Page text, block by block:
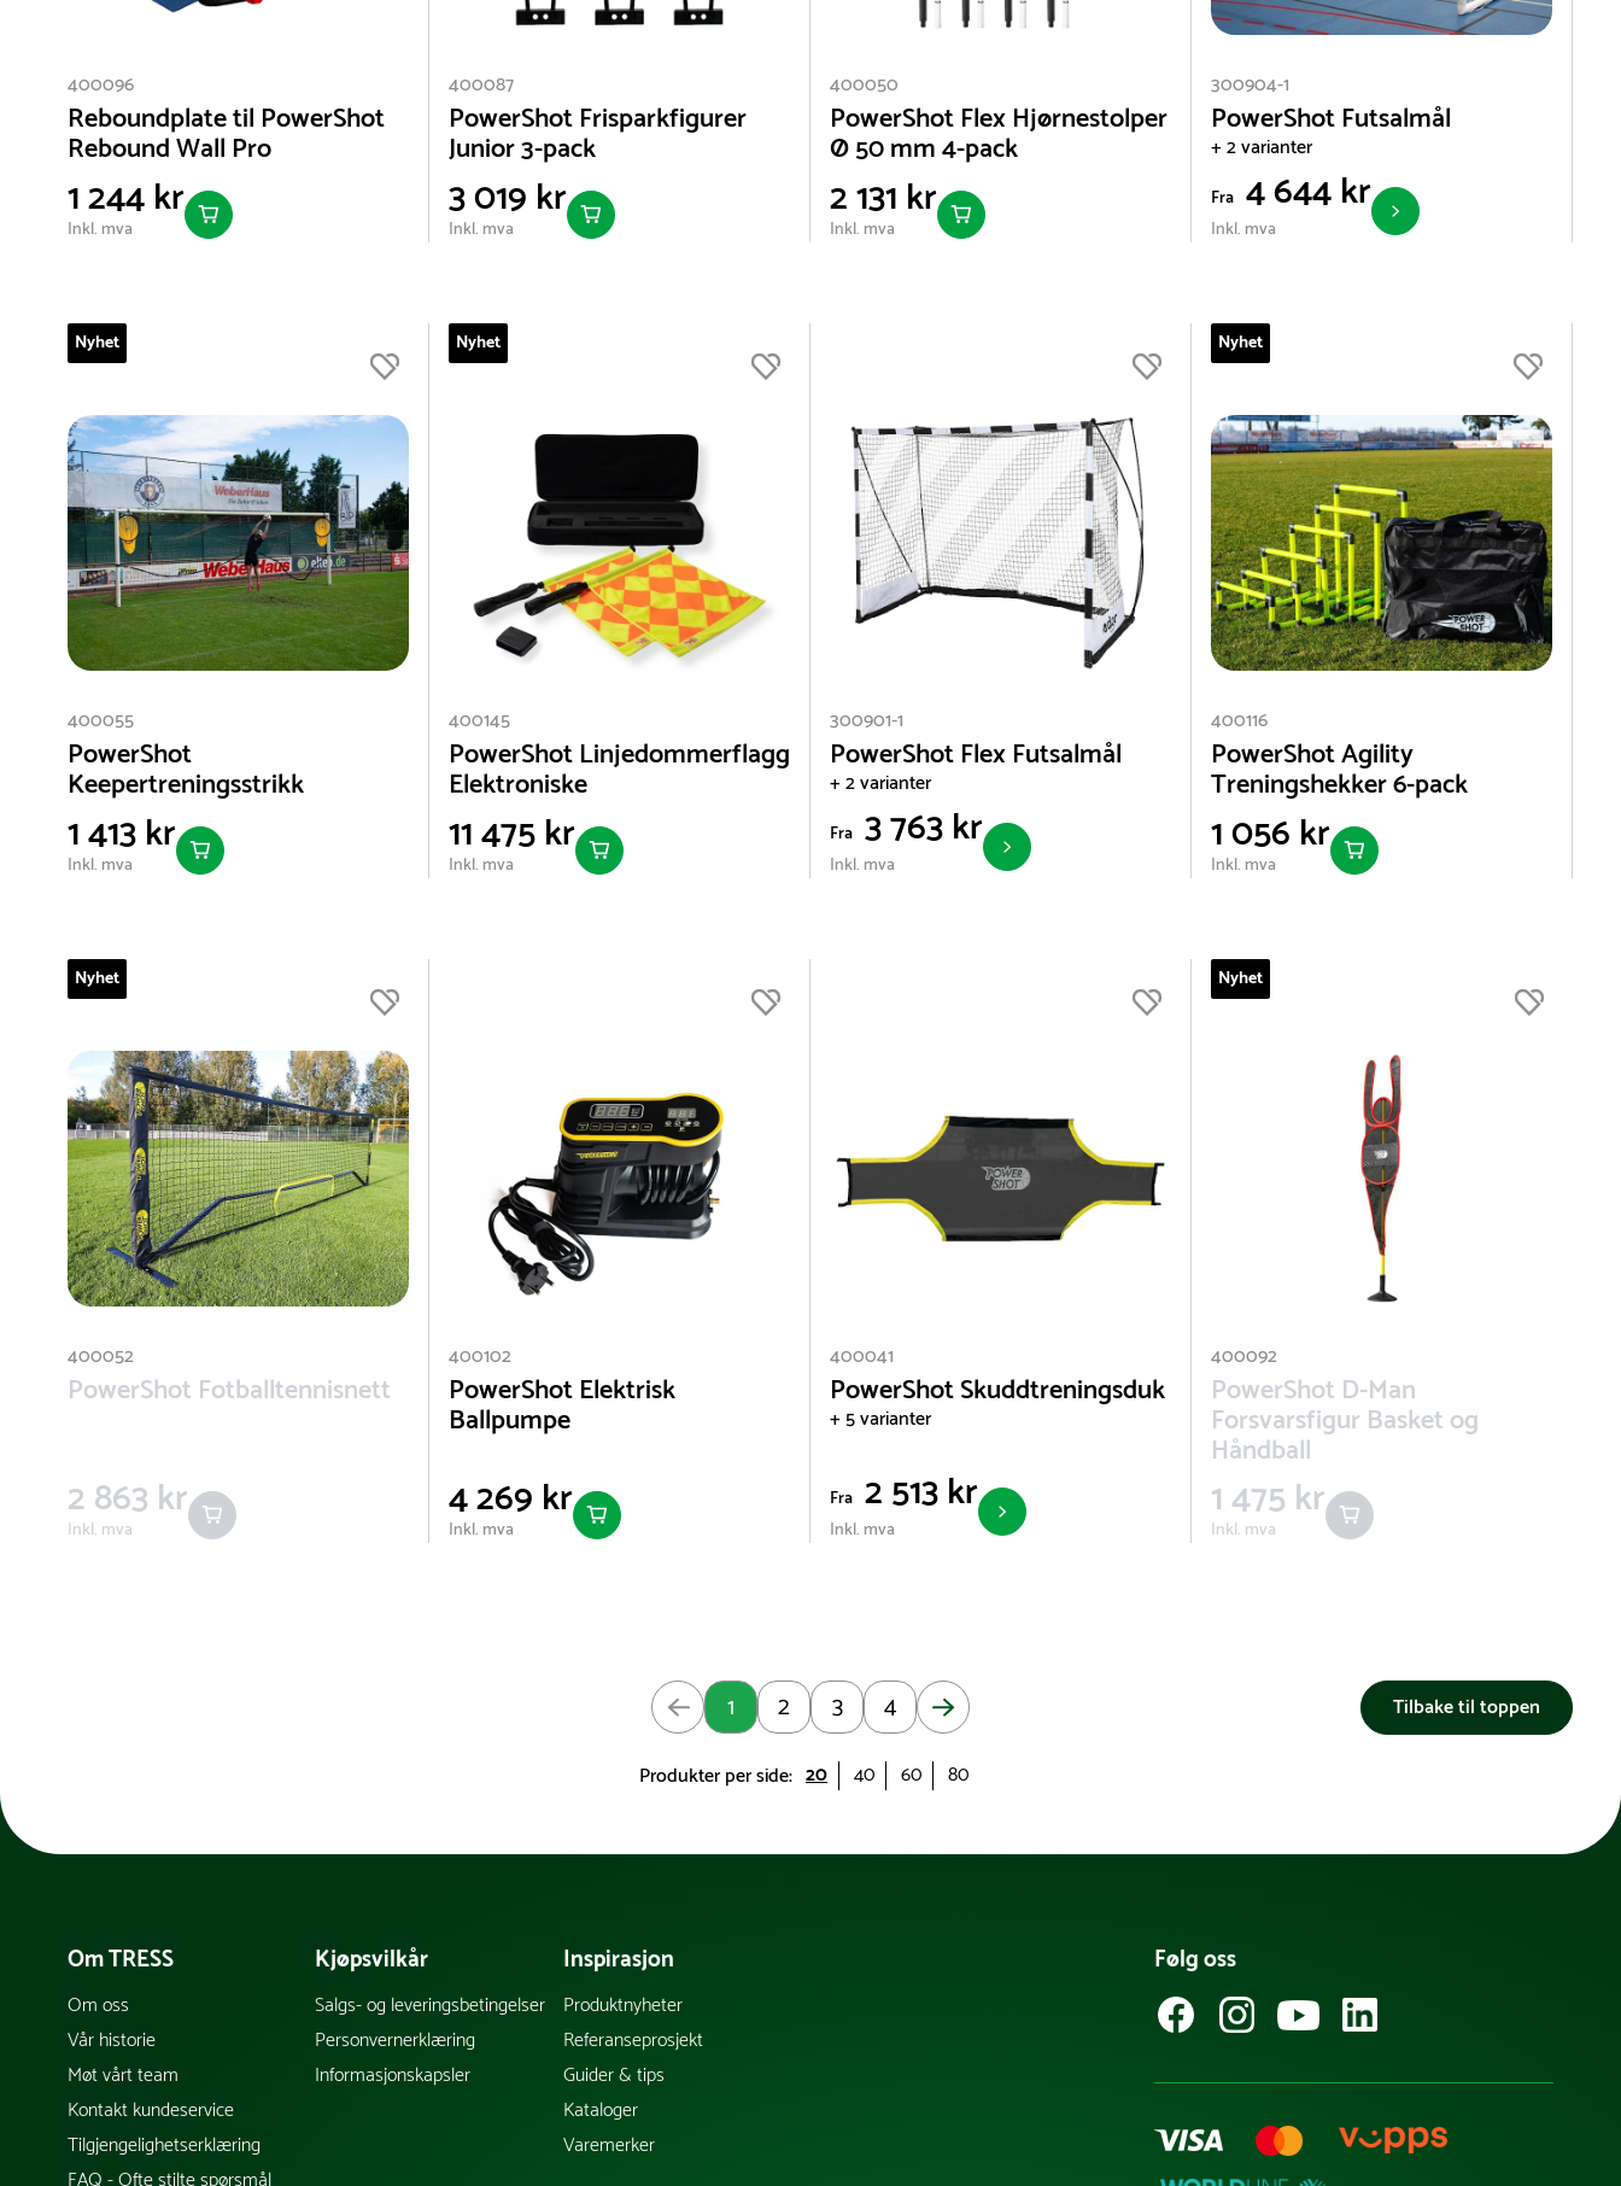
400096
Reboundplate til PowerShot
Rebound Wall Pro
1 244 kr
Inkl. mva
400087
PowerShot Frisparkfigurer
Junior 3-pack
3 019 kr
Inkl. mva
400050
PowerShot Flex Hjørnestolper
Ø 50 mm 4-pack
2 131 kr
Inkl. mva
300904-1
PowerShot Futsalmål
+ 2 varianter
Fra 4 644 kr
Inkl. mva
Nyhet
400055
PowerShot
Keepertreningsstrikk
1 413 kr
Inkl. mva
Nyhet
400145
PowerShot Linjedommerflagg
Elektroniske
11 475 kr
Inkl. mva
300901-1
PowerShot Flex Futsalmål
+ 2 varianter
Fra 3 763 kr
Inkl. mva
Nyhet
400116
PowerShot Agility
Treningshekker 6-pack
1 056 kr
Inkl. mva
Nyhet
400052
PowerShot Fotballtennisnett
2 863 kr
Inkl. mva
400102
PowerShot Elektrisk
Ballpumpe
4 269 kr
Inkl. mva
400041
PowerShot Skuddtreningsduk
+ 5 varianter
Fra 2 513 kr
Inkl. mva
Nyhet
400092
PowerShot D-Man
Forsvarsfigur Basket og
Håndball
1 475 kr
Inkl. mva
1 2 3 4
Produkter per side: 20 40 60 80
Tilbake til toppen
Om TRESS
Om oss
Vår historie
Møt vårt team
Kontakt kundeservice
Tilgjengelighetserklæring
Kjøpsvilkår
Salgs- og leveringsbetingelser
Personvernerklæring
Informasjonskapsler
Inspirasjon
Produktnyheter
Referanseprosjekt
Guider & tips
Kataloger
Varemerker
Følg oss